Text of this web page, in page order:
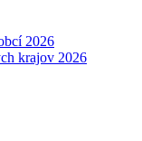
2026
krajov 2026